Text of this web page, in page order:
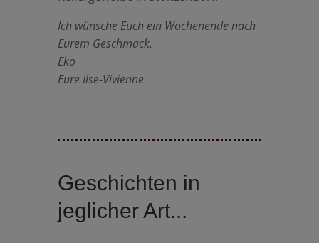
Ich wünsche Euch ein Wochenende nach
Eurem Geschmack.
Eko
Eure Ilse-Vivienne
Geschichten in
jeglicher Art...